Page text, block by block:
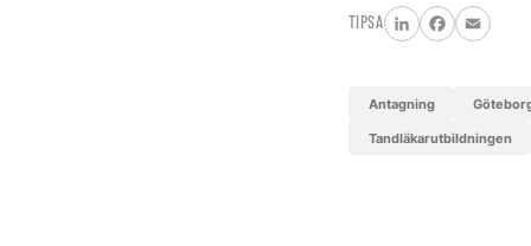
TIPSA
LinkedInFacebook
Email
antagning
Tandläkarutbildningen